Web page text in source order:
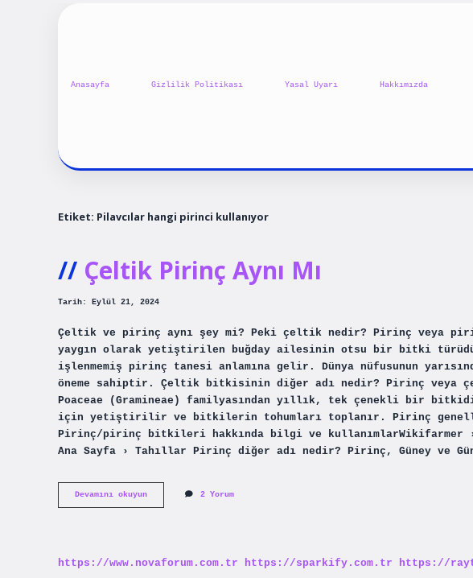
Anasayfa Gizlilik Politikası Yasal Uyarı Hakkımızda
Etiket: Pilavcılar hangi pirinci kullanıyor
Çeltik Pirinç Aynı Mı
Tarih: Eylül 21, 2024
Çeltik ve pirinç aynı şey mi? Peki çeltik nedir? Pirinç veya
yaygın olarak yetiştirilen buğday ailesinin otsu bir bitki
işlenmemiş pirinç tanesi anlamına gelir. Dünya nüfusunun
öneme sahiptir. Çeltik bitkisinin diğer adı nedir? Pirinç veya
Poaceae (Gramineae) familyasından yıllık, tek çenekli bir
için yetiştirilir ve bitkilerin tohumları toplanır. Pirinç
Pirinç/pirinç bitkileri hakkında bilgi ve kullanımlarWikifarmer ›
Ana Sayfa › Tahıllar Pirinç diğer adı nedir? Pirinç, Güney ve
Devamını okuyunÇeltik
Pirinç
2 Yorum
https://www.novaforum.com.tr https://sparkify.com.tr https://